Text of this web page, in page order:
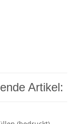
Artikel: